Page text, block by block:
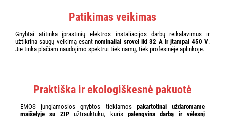
Patikimas veikimas
Gnybtai atitinka įprastinių elektros instaliacijos darbų reikalavimus ir
užtikrina saugų veikimą esantnominaliai srovei iki 32 A ir įtampai 450 V.
Jie tinka plačiam naudojimo spektrui tiek namų, tiek profesinėje aplinkoje.
Praktiška ir ekologiškesnė pakuotė
EMOS jungiamosios gnybtos tiekiamos pakartotinai uždaromame
maišelyje su ZIPužtrauktuku, kuris palengvina darbą ir vėlesnį